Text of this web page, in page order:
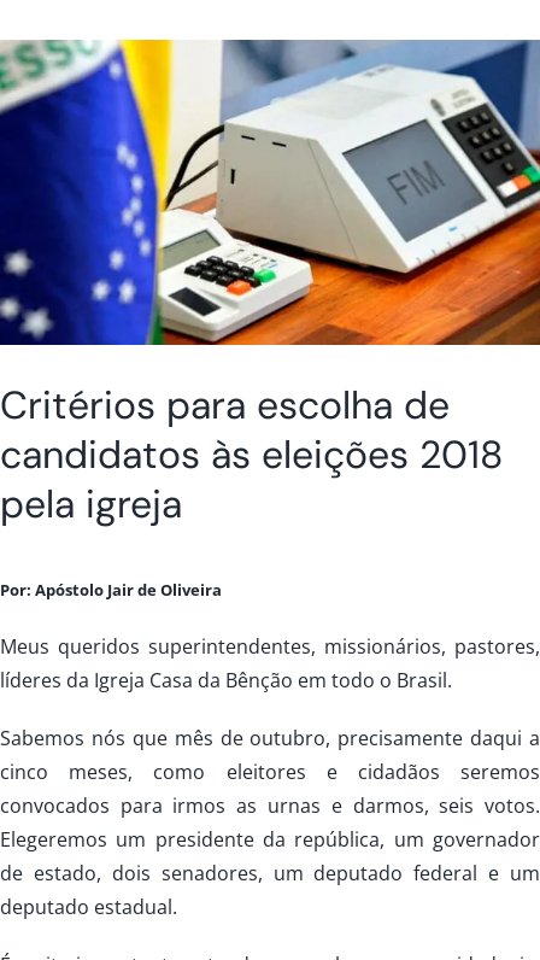
Critérios para escolha de
candidatos às eleições 2018
pela igreja
Por: Apóstolo Jair de Oliveira
Meus queridos superintendentes, missionários, pastores,
líderes da Igreja Casa da Bênção em todo o Brasil.
Sabemos nós que mês de outubro, precisamente daqui a
cinco meses, como eleitores e cidadãos seremos
convocados para irmos as urnas e darmos, seis votos.
Elegeremos um presidente da república, um governador
de estado, dois senadores, um deputado federal e um
deputado estadual.